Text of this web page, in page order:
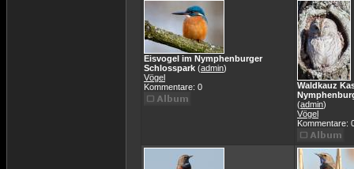
Eisvogel im Nymphenburger
Schlosspark (admin)
Vögel
Kommentare: 0
Waldkauz
(admin)
Vögel
Kommentare: